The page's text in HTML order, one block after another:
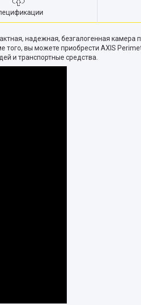
надежная, безгалогенная камера
вы можете приобрести AXIS
и транспортные средства.